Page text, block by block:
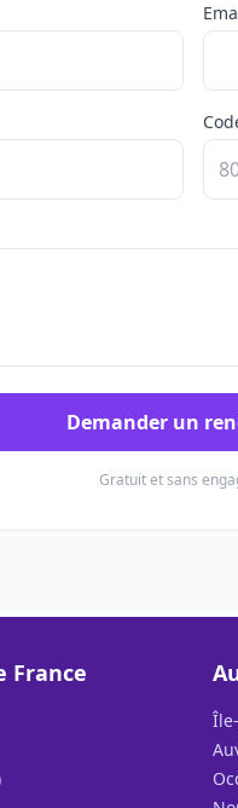
Demander un
Gratuit et sans
France